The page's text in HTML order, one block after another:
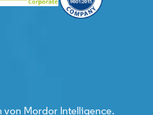
von Mordor Intelligence.